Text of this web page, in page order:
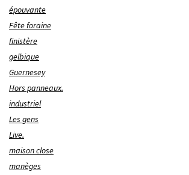
épouvante
Fête foraine
finistère
gelbique
Guernesey
Hors panneaux.
industriel
Les gens
Live.
maison close
manèges